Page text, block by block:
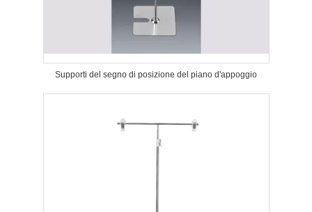
Supporti del segno di posizione del piano d'appoggio